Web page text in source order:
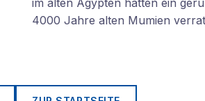
im alten Ägypten hatten ein
4000 Jahre alten Mumien